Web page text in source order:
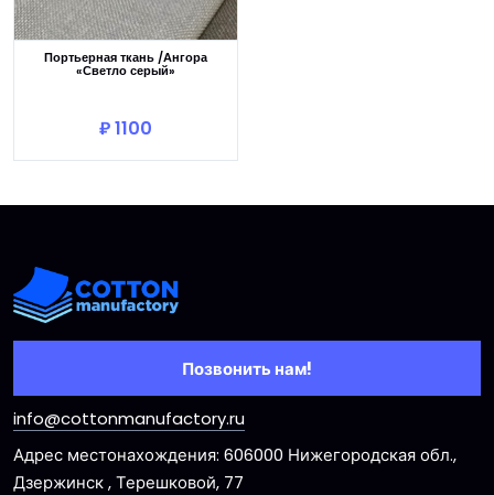
Портьерная ткань /Ангора
«Светло серый»
₽ 1100
Позвонить нам!
info@cottonmanufactory.ru
Адрес местонахождения: 606000 Нижегородская обл.,
Дзержинск , Терешковой, 77